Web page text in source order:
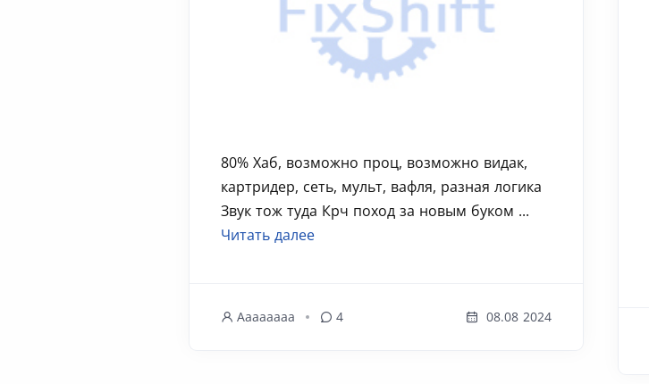
80% Хаб, возможно проц, возможно видак,
картридер, сеть, мульт, вафля, разная логика
Звук тож туда Крч поход за новым буком ...
Читать далее
Aaaaaaaa 4 08.08 2024